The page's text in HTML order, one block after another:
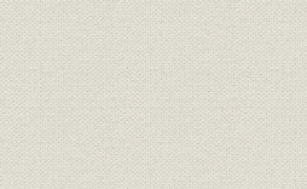
府県別電灯需要 栃木
1887(明治
年